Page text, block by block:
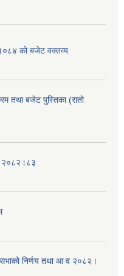
को बजेट वक्तव्य
तथा बजेट पुस्तिका (रातो
२०८२।८३
निर्णय तथा आ व २०८२।